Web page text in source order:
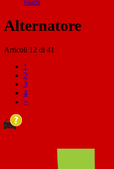
Alternatore
Articoli 12 di 41
1
2
3
4
>